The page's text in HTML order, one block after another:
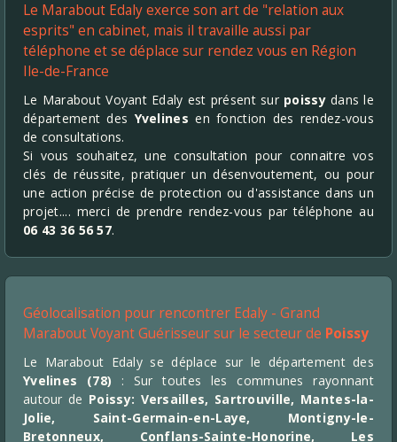
Le Marabout Edaly exerce son art de "relation aux
esprits" en cabinet, mais il travaille aussi par
téléphone et se déplace sur rendez vous en Région
Ile-de-France
Le Marabout Voyant Edaly est présent sur poissydans le
département des Yvelines en fonction des rendez-vous
de consultations.
Si vous souhaitez, une consultation pour connaitre vos
clés de réussite, pratiquer un désenvoutement, ou pour
une action précise de protection ou d'assistance dans un
projet.... merci de prendre rendez-vous par téléphone au
06 43 36 56 57.
Géolocalisation pour rencontrer Edaly - Grand
Marabout Voyant Guérisseur sur le secteur de Poissy
Le Marabout Edaly se déplace sur le département des
Yvelines
(78) : Sur toutes les communes rayonnant
autour de Poissy: Versailles, Sartrouville, Mantes-la-
Jolie, Saint-Germain-en-Laye, Montigny-le-
Bretonneux, Conflans-Sainte-Honorine, Les